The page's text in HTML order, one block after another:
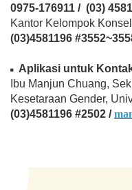
0975-176911 / (03)
Kantor Kelompok
(03)4581196
◾
Aplikasi untuk
Ibu Manjun Chuang,
Kesetaraan Gender,
(03)4581196 #2502 /